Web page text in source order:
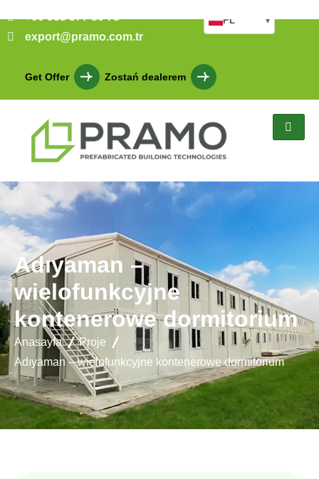
+90 533 377 80 73
export@pramo.com.tr
Get Offer Zostań dealerem
PL ▾
Adıyaman –
wielofunkcyjne
kontenerowe dormitorium
Anasayfa
Proje
Adıyaman – wielofunkcyjne kontenerowe dormitorium